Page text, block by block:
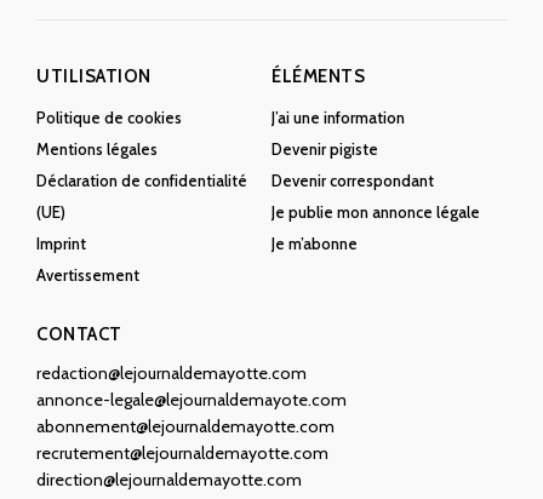
UTILISATION
Politique de cookies
Mentions légales
Déclaration de confidentialité
(UE)
Imprint
Avertissement
ÉLÉMENTS
J’ai une information
Devenir pigiste
Devenir correspondant
Je publie mon annonce légale
Je m’abonne
CONTACT
redaction@lejournaldemayotte.com
annonce-legale@lejournaldemayote.com
abonnement@lejournaldemayotte.com
recrutement@lejournaldemayotte.com
direction@lejournaldemayotte.com